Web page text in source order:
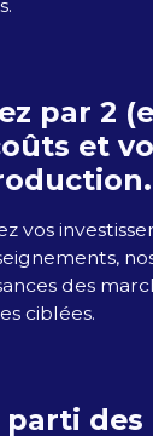
par 2
et
vos
des
ciblées.​
parti des